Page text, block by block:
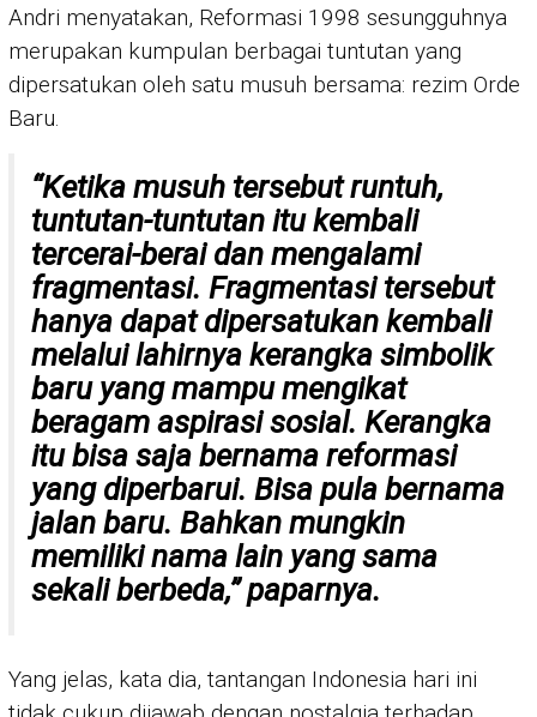
Andri menyatakan, Reformasi 1998 sesungguhnya
merupakan kumpulan berbagai tuntutan yang
dipersatukan oleh satu musuh bersama: rezim Orde
Baru.
“Ketika musuh tersebut runtuh,
tuntutan-tuntutan itu kembali
tercerai-berai dan mengalami
fragmentasi. Fragmentasi tersebut
hanya dapat dipersatukan kembali
melalui lahirnya kerangka simbolik
baru yang mampu mengikat
beragam aspirasi sosial. Kerangka
itu bisa saja bernama reformasi
yang diperbarui. Bisa pula bernama
jalan baru. Bahkan mungkin
memiliki nama lain yang sama
sekali berbeda,” paparnya.
Yang jelas, kata dia, tantangan Indonesia hari ini